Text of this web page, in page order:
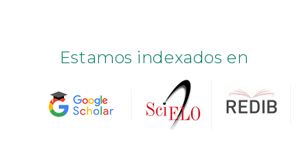
Estamos indexados en